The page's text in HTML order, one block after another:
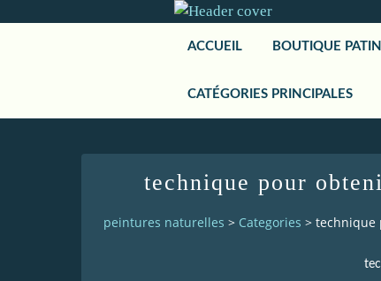
ACCUEIL BOUTIQUE
CATÉGORIES PRINCIPALES
technique pour
peintures naturelles > Categories > technique